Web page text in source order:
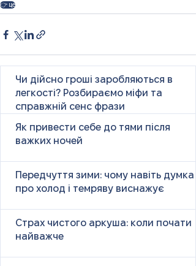
👉 це
Чи дійсно гроші заробляються в
легкості? Розбираємо міфи та
справжній сенс фрази
Як привести себе до тями після
важких ночей
Передчуття зими: чому навіть думка
про холод і темряву виснажує
Страх чистого аркуша: коли почати
найважче